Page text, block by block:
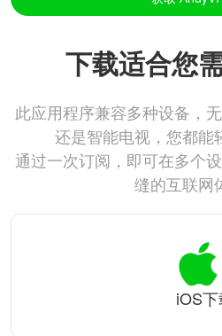
下载适合您
此应用程序兼容多种设备，
还是智能电视，您都能
通过一次订阅，即可在多个
缝的互联网
iOS